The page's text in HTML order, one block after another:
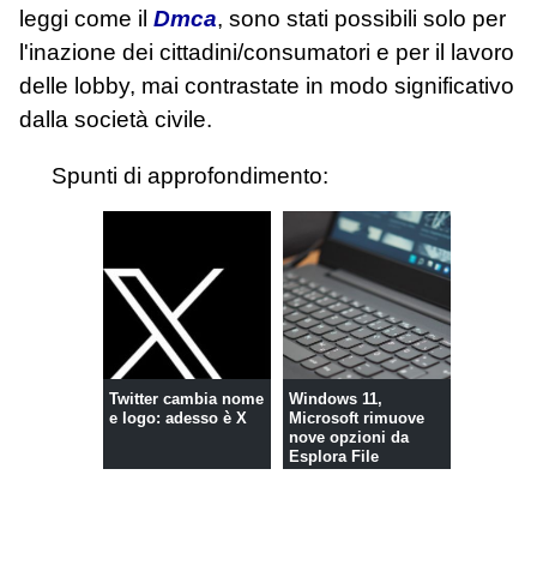
leggi come il Dmca, sono stati possibili solo per
l'inazione dei cittadini/consumatori e per il lavoro
delle lobby, mai contrastate in modo significativo
dalla società civile.
Spunti di approfondimento:
Twitter cambia nome
e logo: adesso è X
Windows 11,
Microsoft rimuove
nove opzioni da
Esplora File